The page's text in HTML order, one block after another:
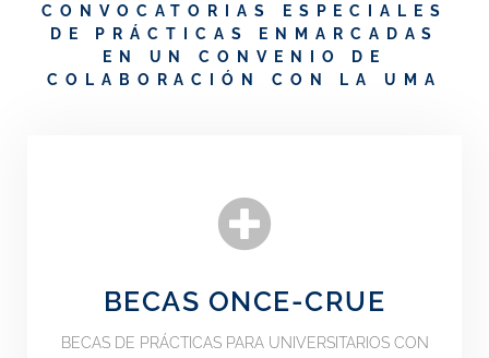
CONVOCATORIAS ESPECIALES
DE PRÁCTICAS ENMARCADAS
EN UN CONVENIO DE
COLABORACIÓN CON LA UMA
BECAS ONCE-CRUE
BECAS DE PRÁCTICAS PARA UNIVERSITARIOS CON